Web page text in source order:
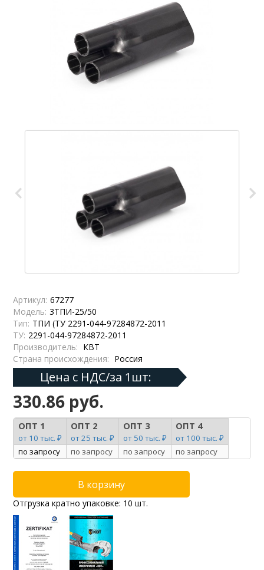
Артикул: 67277
Модель: 3ТПИ-25/50
Тип: ТПИ (ТУ 2291-044-97284872-2011
ТУ: 2291-044-97284872-2011
Производитель: КВТ
Страна происхождения: Россия
Цена с НДС/за 1шт:
330.86 руб.
ОПТ 1
от 10 тыс. ₽
ОПТ 2
от 25 тыс. ₽
ОПТ 3
от 50 тыс. ₽
ОПТ 4
от 100 тыс. ₽
по запросу
по запросу по запросу по запросу
Отгрузка кратно упаковке: 10 шт.